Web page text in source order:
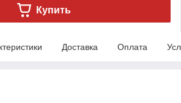
Купить
Доставка Оплата